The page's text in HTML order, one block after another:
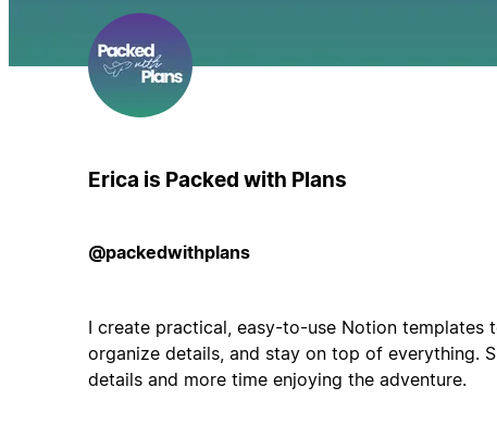
Erica is Packed with Plans
@packedwithplans
I create practical, easy-to-use Notion templates
organize details, and stay on top of everything.
details and more time enjoying the adventure.